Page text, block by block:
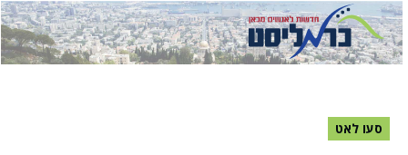
לחץ
כאן
לחץ
כדי
סעו לאט